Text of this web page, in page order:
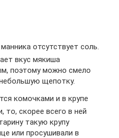
отсутствует соль.
вкус мякиша
поэтому можно смело
щепотку.
комочками и в крупе
то, скорее всего в ней
такую крупу
или просушивали в